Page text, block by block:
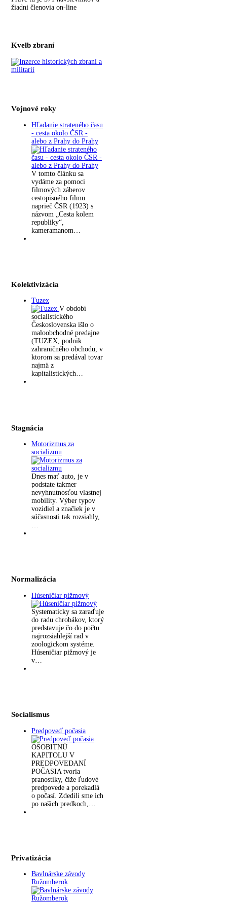
žiadni členovia on-line
Kvelb zbraní
Vojnové roky
Hľadanie strateného času
- cesta okolo ČSR -
alebo z Prahy do Prahy
V tomto článku sa
vydáme za pomoci
filmových záberov
cestopisného filmu
naprieč ČSR (1923) s
názvom „Cesta kolem
republiky“,
kameramanom…
Kolektivizácia
Tuzex
V období
socialistického
Československa išlo o
maloobchodné predajne
(TUZEX, podnik
zahraničného obchodu, v
ktorom sa predával tovar
najmä z
kapitalistických…
Stagnácia
Motorizmus za
socializmu
Dnes mať auto, je v
podstate takmer
nevyhnutnosťou vlastnej
mobility. Výber typov
vozidiel a značiek je v
súčasnosti tak rozsiahly,
…
Normalizácia
Húseničiar pižmový
Systematicky sa zaraďuje
do radu chrobákov, ktorý
predstavuje čo do počtu
najrozsiahlejší rad v
zoologickom systéme.
Húseničiar pižmový je
v…
Socialismus
Predpoveď počasia
OSOBITNÚ
KAPITOLU V
PREDPOVEDANÍ
POČASIA tvoria
pranostiky, čiže ľudové
predpovede a porekadlá
o počasí. Zdedili sme ich
po našich predkoch,…
Privatizácia
Bavlnárske závody
Ružomberok